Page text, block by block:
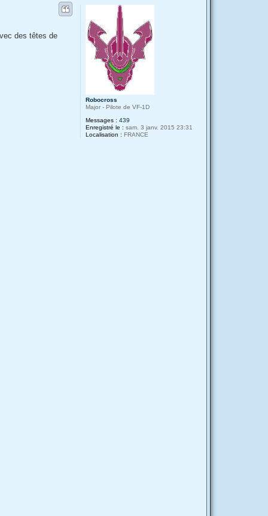
R
a
t
a
t
a
r
s
e
Robocross
Major - Pilote de VF-1D
Messages : 439
Enregistré le : sam. 3 janv. 2015 23:31
Localisation : FRANCE
des têtes de